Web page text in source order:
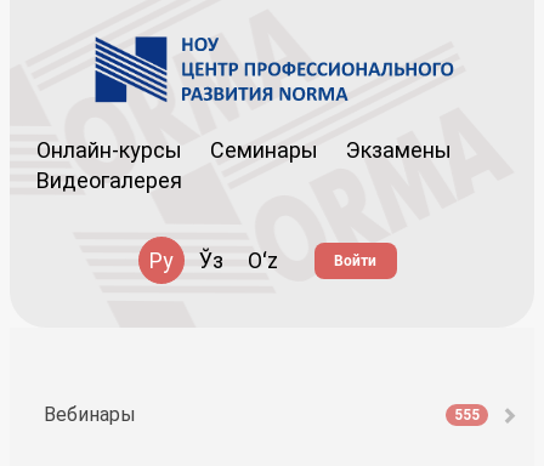
Онлайн-курсы Семинары
Экзамены
Видеогалерея
Ру Ўз Oʻz Войти
Вебинары 555